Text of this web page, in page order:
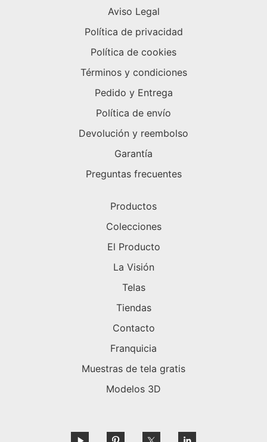
Aviso Legal
Política de privacidad
Política de cookies
Términos y condiciones
Pedido y Entrega
Política de envío
Devolución y reembolso
Garantía
Preguntas frecuentes
Productos
Colecciones
El Producto
La Visión
Telas
Tiendas
Contacto
Franquicia
Muestras de tela gratis
Modelos 3D